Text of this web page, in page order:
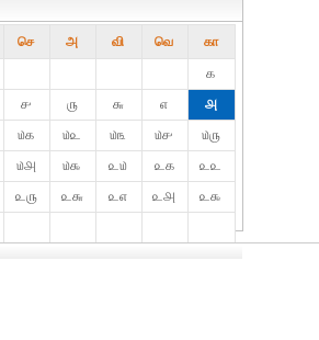
செ அ வி வெ கா
௧
௪ ௫ ௬ ௭
௮
௰௧ ௰௨ ௰௩ ௰௪
௰௫
௰௮ ௰௯ ௨௰ ௨௧
௨௨
௨௫ ௨௬ ௨௭ ௨௮
௨௯